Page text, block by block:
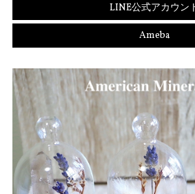
LINE公式アカウン
Ameba